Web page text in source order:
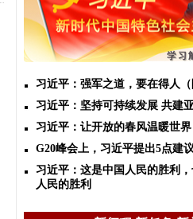
习近平：强军之道，要在得人（
习近平：坚持可持续发展 共建
习近平：让开放的春风温暖世界
​G20峰会上，习近平提出5点建议
习近平：这是中国人民的胜利
人民的胜利